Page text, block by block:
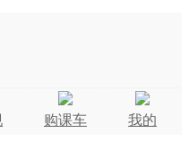
购课车 我的